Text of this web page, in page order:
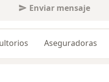
Enviar mensaje
Aseguradoras